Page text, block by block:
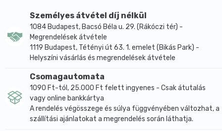
korral járó elfajulását. Természetesen a nagyobb
igénybevételnek kitett emberek (pl. sportolók,
testépítők, nehéz fizikai munkát végzők) vagy már
előrehaladott mozgásszervi problémában szenvedők
növelendő. A mozgásszervi problémák számos egyéb
betegség kiváltói is lehetnek, de önmagukban is
jelentősen rontják életminőségünket ezért fontos
mindent megtenni a megelőzés és helyreállítás
érdekében. A készítmény szedése veszélytelen, nem
Személyes átvétel díj nélkül
1084 Budapest, Bacsó Béla u. 29. (Rákóczi tér) -
Megrendelések átvétele
1119 Budapest, Tétényi út 63. 1. emelet (Bikás Park) -
Helyszíni vásárlás és megrendelések átvétele
Csomagautomata
1090 Ft-tól, 25.000 Ft felett ingyenes - Csak átutalás
vagy online bankkártya
A rendelés végösszege és súlya függvényében változhat, a
szállítási ajánlatokat a megrendelés során láthatja.